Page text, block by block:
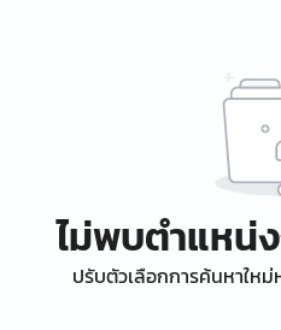
ไม่พบตำแหน่
ปรับตัวเลือกการค้นหาให